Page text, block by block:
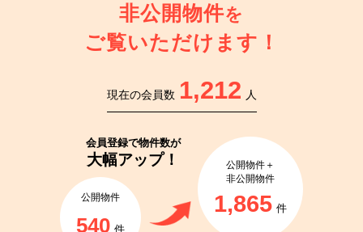
非公開物件を
ご覧いただけます！
現在の会員数 1,212 人
会員登録で物件数が
大幅アップ！
公開物件
540 件
公開物件＋
非公開物件
1,865 件